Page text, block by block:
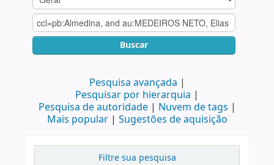
Buscar
Pesquisa avançada
Pesquisar por hierarquia
Pesquisa de autoridade
Nuvem de tags
Mais popular
Sugestões de aquisição
Filtre sua pesquisa